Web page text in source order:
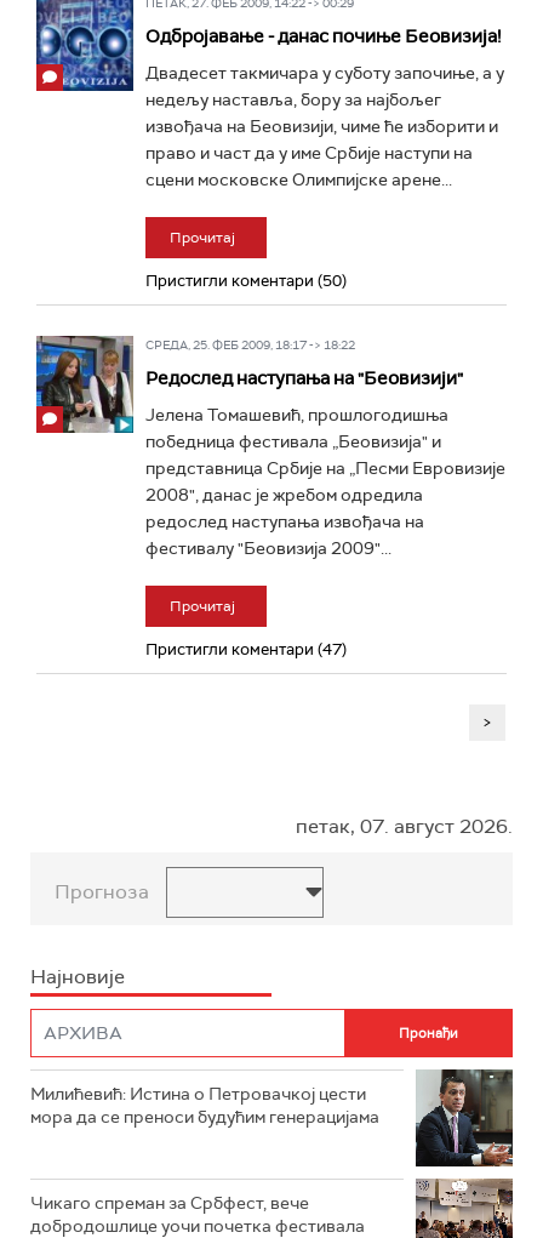
Одбројавање - данас почиње Беовизија!
Двадесет такмичара у суботу започиње, а у
недељу наставља, бору за најбољег
извођача на Беовизији, чиме ће изборити и
право и част да у име Србије наступи на
сцени московске Олимпијске арене...
Прочитај
Пристигли коментари (50)
СРЕДА, 25. ФЕБ 2009, 18:17 -> 18:22
Редослед наступања на "Беовизији"
Јелена Томашевић, прошлогодишња
победница фестивала „Беовизија" и
представница Србије на „Песми Евровизије
2008", данас је жребом одредила
редослед наступања извођача на
фестивалу "Беовизија 2009"...
Прочитај
Пристигли коментари (47)
>
петак, 07. август 2026.
Прогноза
Најновије
Милићевић: Истина о Петровачкој цести
мора да се преноси будућим генерацијама
Чикаго спреман за Србфест, вече
добродошлице уочи почетка фестивала